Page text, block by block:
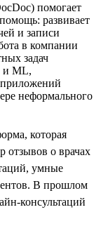
помогает
развивает
и записи
в компании
задач
и ML,
неформального
которая
отзывов о врачах
умные
В прошлом
консультаций